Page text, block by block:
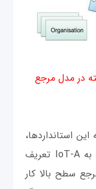
در مدل مرجع
استانداردها،
باید معماری مرجع سطح بالایی شبیه به IoT-A تعریف
سطح بالا کار